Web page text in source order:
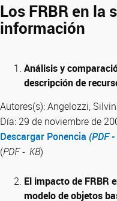
Los FRBR en la
información
Análisis y
descripción de
Autores(s): Angelozzi,
Día: 29 de noviembre de
Descargar Ponencia (PDF
(PDF - KB)
El impacto de FRBR
modelo de objetos